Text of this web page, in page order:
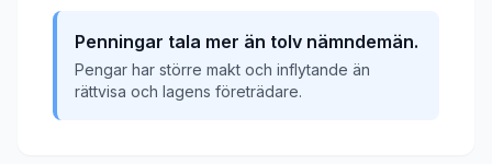
Penningar tala mer än tolv nämndemän.
Pengar har större makt och inflytande än
rättvisa och lagens företrädare.